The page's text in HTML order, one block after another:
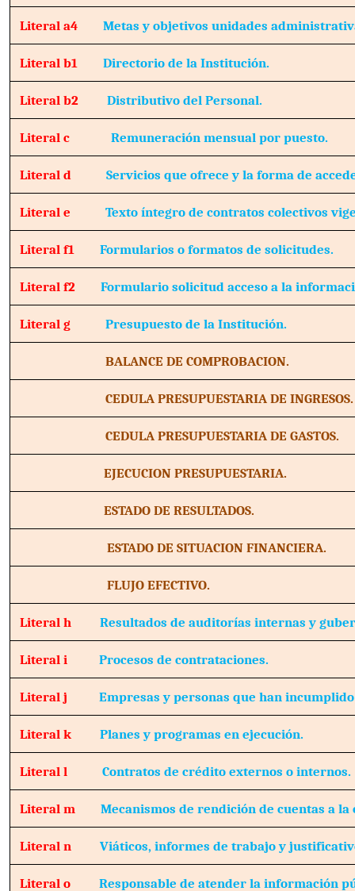
Literal a4Metas y objetivos unidades
Literal b1Directorio de la Institución.
Literal b2Distributivo del Personal.
Literal c Remuneración mensual por puesto.
Literal dServicios que ofrece y la forma de
Literal eTexto íntegro de contratos colectivos
Literal f1Formularios o formatos de solicitudes.
Literal f2Formulario solicitud acceso a la
Literal gPresupuesto de la Institución.
BALANCE DE COMPROBACION.
CEDULA PRESUPUESTARIA DE INGRESOS.
CEDULA PRESUPUESTARIA DE GASTOS.
EJECUCION PRESUPUESTARIA.
ESTADO DE RESULTADOS.
ESTADO DE SITUACION FINANCIERA.
FLUJO EFECTIVO.
Literal hResultados de auditorías internas y
Literal iProcesos de contrataciones.
Literal jEmpresas y personas que han
Literal kPlanes y programas en ejecución.
Literal lContratos de crédito externos o internos.
Literal mMecanismos de rendición de cuentas a la
Literal nViáticos, informes de trabajo y
Literal oResponsable de atender la información